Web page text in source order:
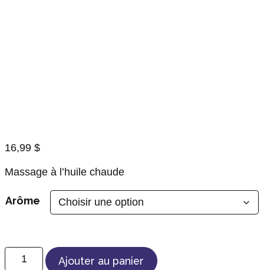
16,99 $
Massage à l’huile chaude
Arôme
quantité de Bougie Arôma
Ajouter au panier